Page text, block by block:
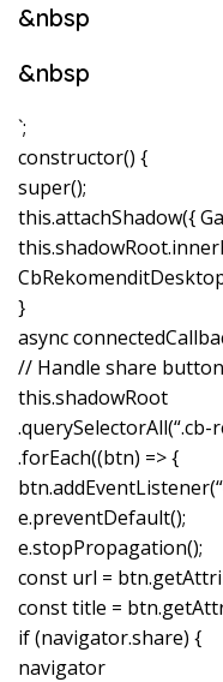
&nbsp
&nbsp
`;
constructor() {
super();
this.attachShadow({
}
async
// Handle share
this.shadowRoot
.forEach((btn) => {
e.preventDefault();
e.stopPropagation();
const url =
const title =
if (navigator.share) {
navigator